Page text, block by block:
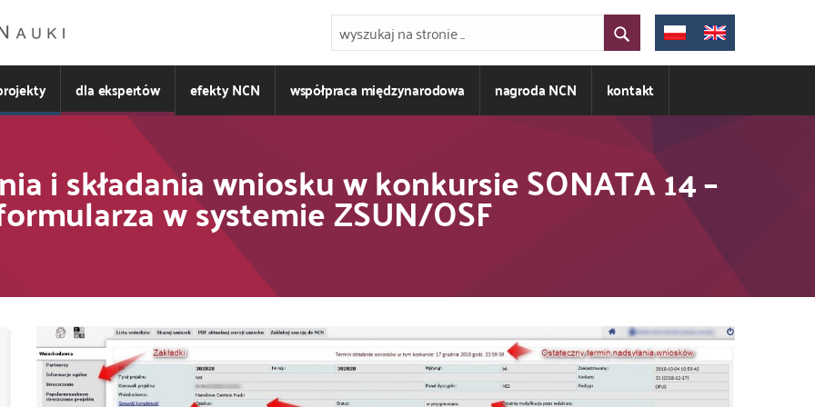
dla ekspertów efekty NCN współpraca międzynarodowa nagroda NCN kontakt
i składania wniosku w konkursie SONATA 14 –
w systemie ZSUN/OSF